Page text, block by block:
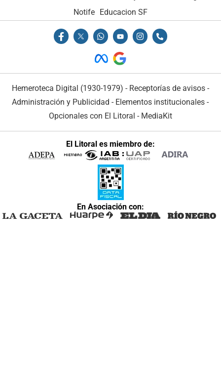
Notife
Educacion SF
Hemeroteca Digital (1930-1979) - Receptorías de avisos -
Administración y Publicidad - Elementos institucionales -
Opcionales con El Litoral - MediaKit
El Litoral es miembro de:
En Asociación con: